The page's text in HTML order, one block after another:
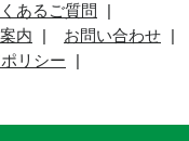
あるご質問
内
お問い合わせ
リシー